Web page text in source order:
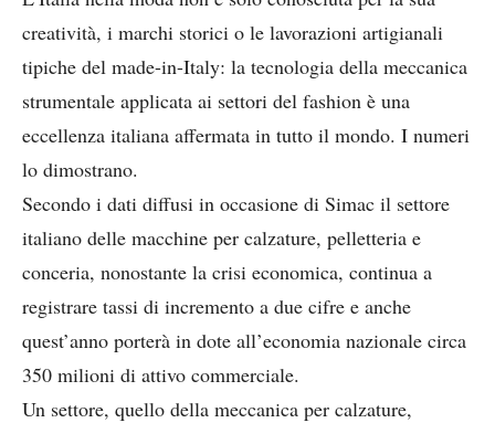
creatività, i marchi storici o le lavorazioni artigianali
tipiche del made-in-Italy: la tecnologia della meccanica
strumentale applicata ai settori del fashion è una
eccellenza italiana affermata in tutto il mondo. I numeri
lo dimostrano.
Secondo i dati diffusi in occasione di Simac il settore
italiano delle macchine per calzature, pelletteria e
conceria, nonostante la crisi economica, continua a
registrare tassi di incremento a due cifre e anche
quest’anno porterà in dote all’economia nazionale circa
350 milioni di attivo commerciale.
Un settore, quello della meccanica per calzature,